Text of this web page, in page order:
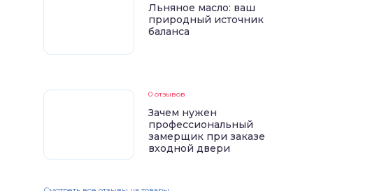
Льняное масло: ваш
природный источник
баланса
0 отзывов
Зачем нужен
профессиональный
замерщик при заказе
входной двери